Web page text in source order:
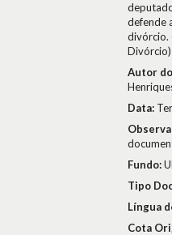
defende
divórcio.
Divórcio)
Autor
Data:
Fundo:
Tipo
Língua
Cota